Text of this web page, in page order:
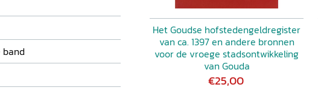
band
Het Goudse hofstedengeldregister
van ca. 1397 en andere bronnen
voor de vroege stadsontwikkeling
van Gouda
€25,00